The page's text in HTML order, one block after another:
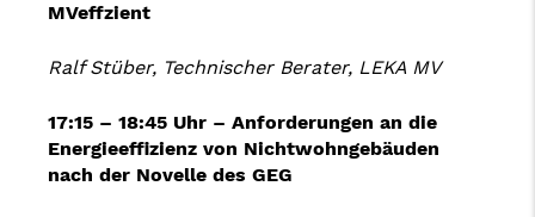
MVeffzient
Ralf Stüber, Technischer Berater, LEKA MV
17:15 – 18:45 Uhr – Anforderungen an die
Energieeffizienz von Nichtwohngebäuden
nach der Novelle des GEG